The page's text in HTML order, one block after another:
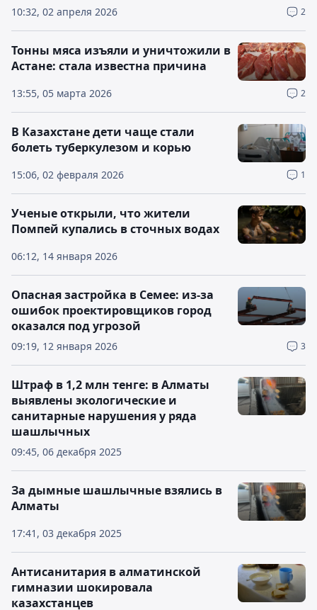
10:32, 02 апреля 2026 2
13:55, 05 марта 2026 2
Тонны мяса изъяли и уничтожили в
Астане: стала известна причина
15:06, 02 февраля 2026 1
В Казахстане дети чаще стали
болеть туберкулезом и корью
06:12, 14 января 2026
Ученые открыли, что жители
Помпей купались в сточных водах
09:19, 12 января 2026 3
Опасная застройка в Семее: из-за
ошибок проектировщиков город
оказался под угрозой
09:45, 06 декабря 2025
Штраф в 1,2 млн тенге: в Алматы
выявлены экологические и
санитарные нарушения у ряда
шашлычных
17:41, 03 декабря 2025
За дымные шашлычные взялись в
Алматы
Антисанитария в алматинской
гимназии шокировала
казахстанцев